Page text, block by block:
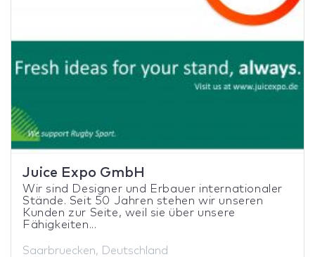
Juice Expo GmbH
Wir sind Designer und Erbauer internationaler
Stände. Seit 50 Jahren stehen wir unseren
Kunden zur Seite, weil sie über unsere
Fähigkeiten...
Saarbruecken, Deutschland